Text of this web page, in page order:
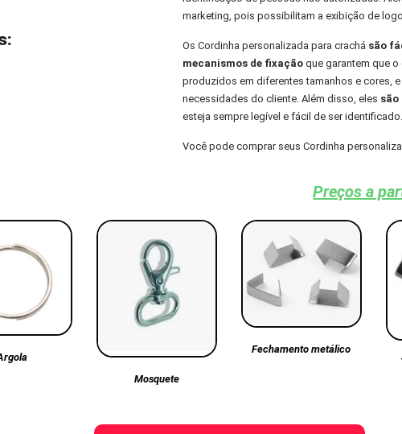
marketing, pois possibilitam a exibição de
Os Cordinha personalizada para crachá são
mecanismos de fixaçãoque garantem que o
produzidos em diferentes tamanhos e cores,
necessidades do cliente. Além disso, eles são
esteja sempre legível e fácil de ser identificado.
Você pode comprar seus Cordinha
Preços a
Mosquete
Fechamento metálico